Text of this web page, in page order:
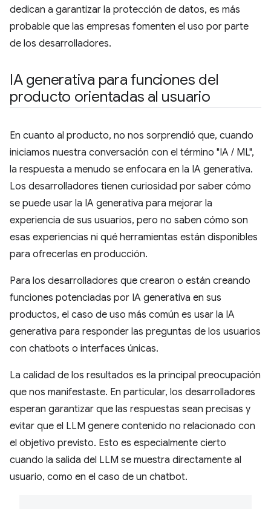
dedican a garantizar la protección de datos, es más
probable que las empresas fomenten el uso por parte
de los desarrolladores.
IA generativa para funciones del
producto orientadas al usuario
En cuanto al producto, no nos sorprendió que, cuando
iniciamos nuestra conversación con el término "IA / ML",
la respuesta a menudo se enfocara en la IA generativa.
Los desarrolladores tienen curiosidad por saber cómo
se puede usar la IA generativa para mejorar la
experiencia de sus usuarios, pero no saben cómo son
esas experiencias ni qué herramientas están disponibles
para ofrecerlas en producción.
Para los desarrolladores que crearon o están creando
funciones potenciadas por IA generativa en sus
productos, el caso de uso más común es usar la IA
generativa para responder las preguntas de los usuarios
con chatbots o interfaces únicas.
La calidad de los resultados es la principal preocupación
que nos manifestaste. En particular, los desarrolladores
esperan garantizar que las respuestas sean precisas y
evitar que el LLM genere contenido no relacionado con
el objetivo previsto. Esto es especialmente cierto
cuando la salida del LLM se muestra directamente al
usuario, como en el caso de un chatbot.